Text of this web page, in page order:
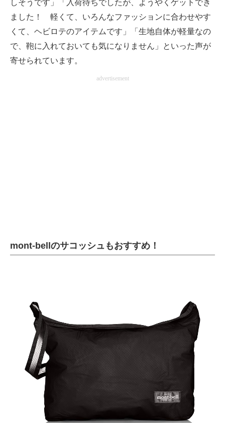
しそうです」「入荷待ちでしたが、ようやくゲットでき
ました！ 軽くて、いろんなファッションに合わせやす
くて、ヘビロテのアイテムです」「生地自体が軽量なの
で、鞄に入れておいても気になりません」といった声が
寄せられています。
advertisement
mont-bellのサコッシュもおすすめ！